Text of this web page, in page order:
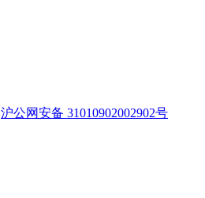
沪公网安备 31010902002902号